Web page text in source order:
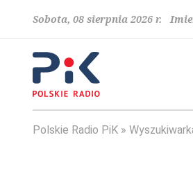
Sobota, 08 sierpnia 2026 r.
Polskie Radio PiK